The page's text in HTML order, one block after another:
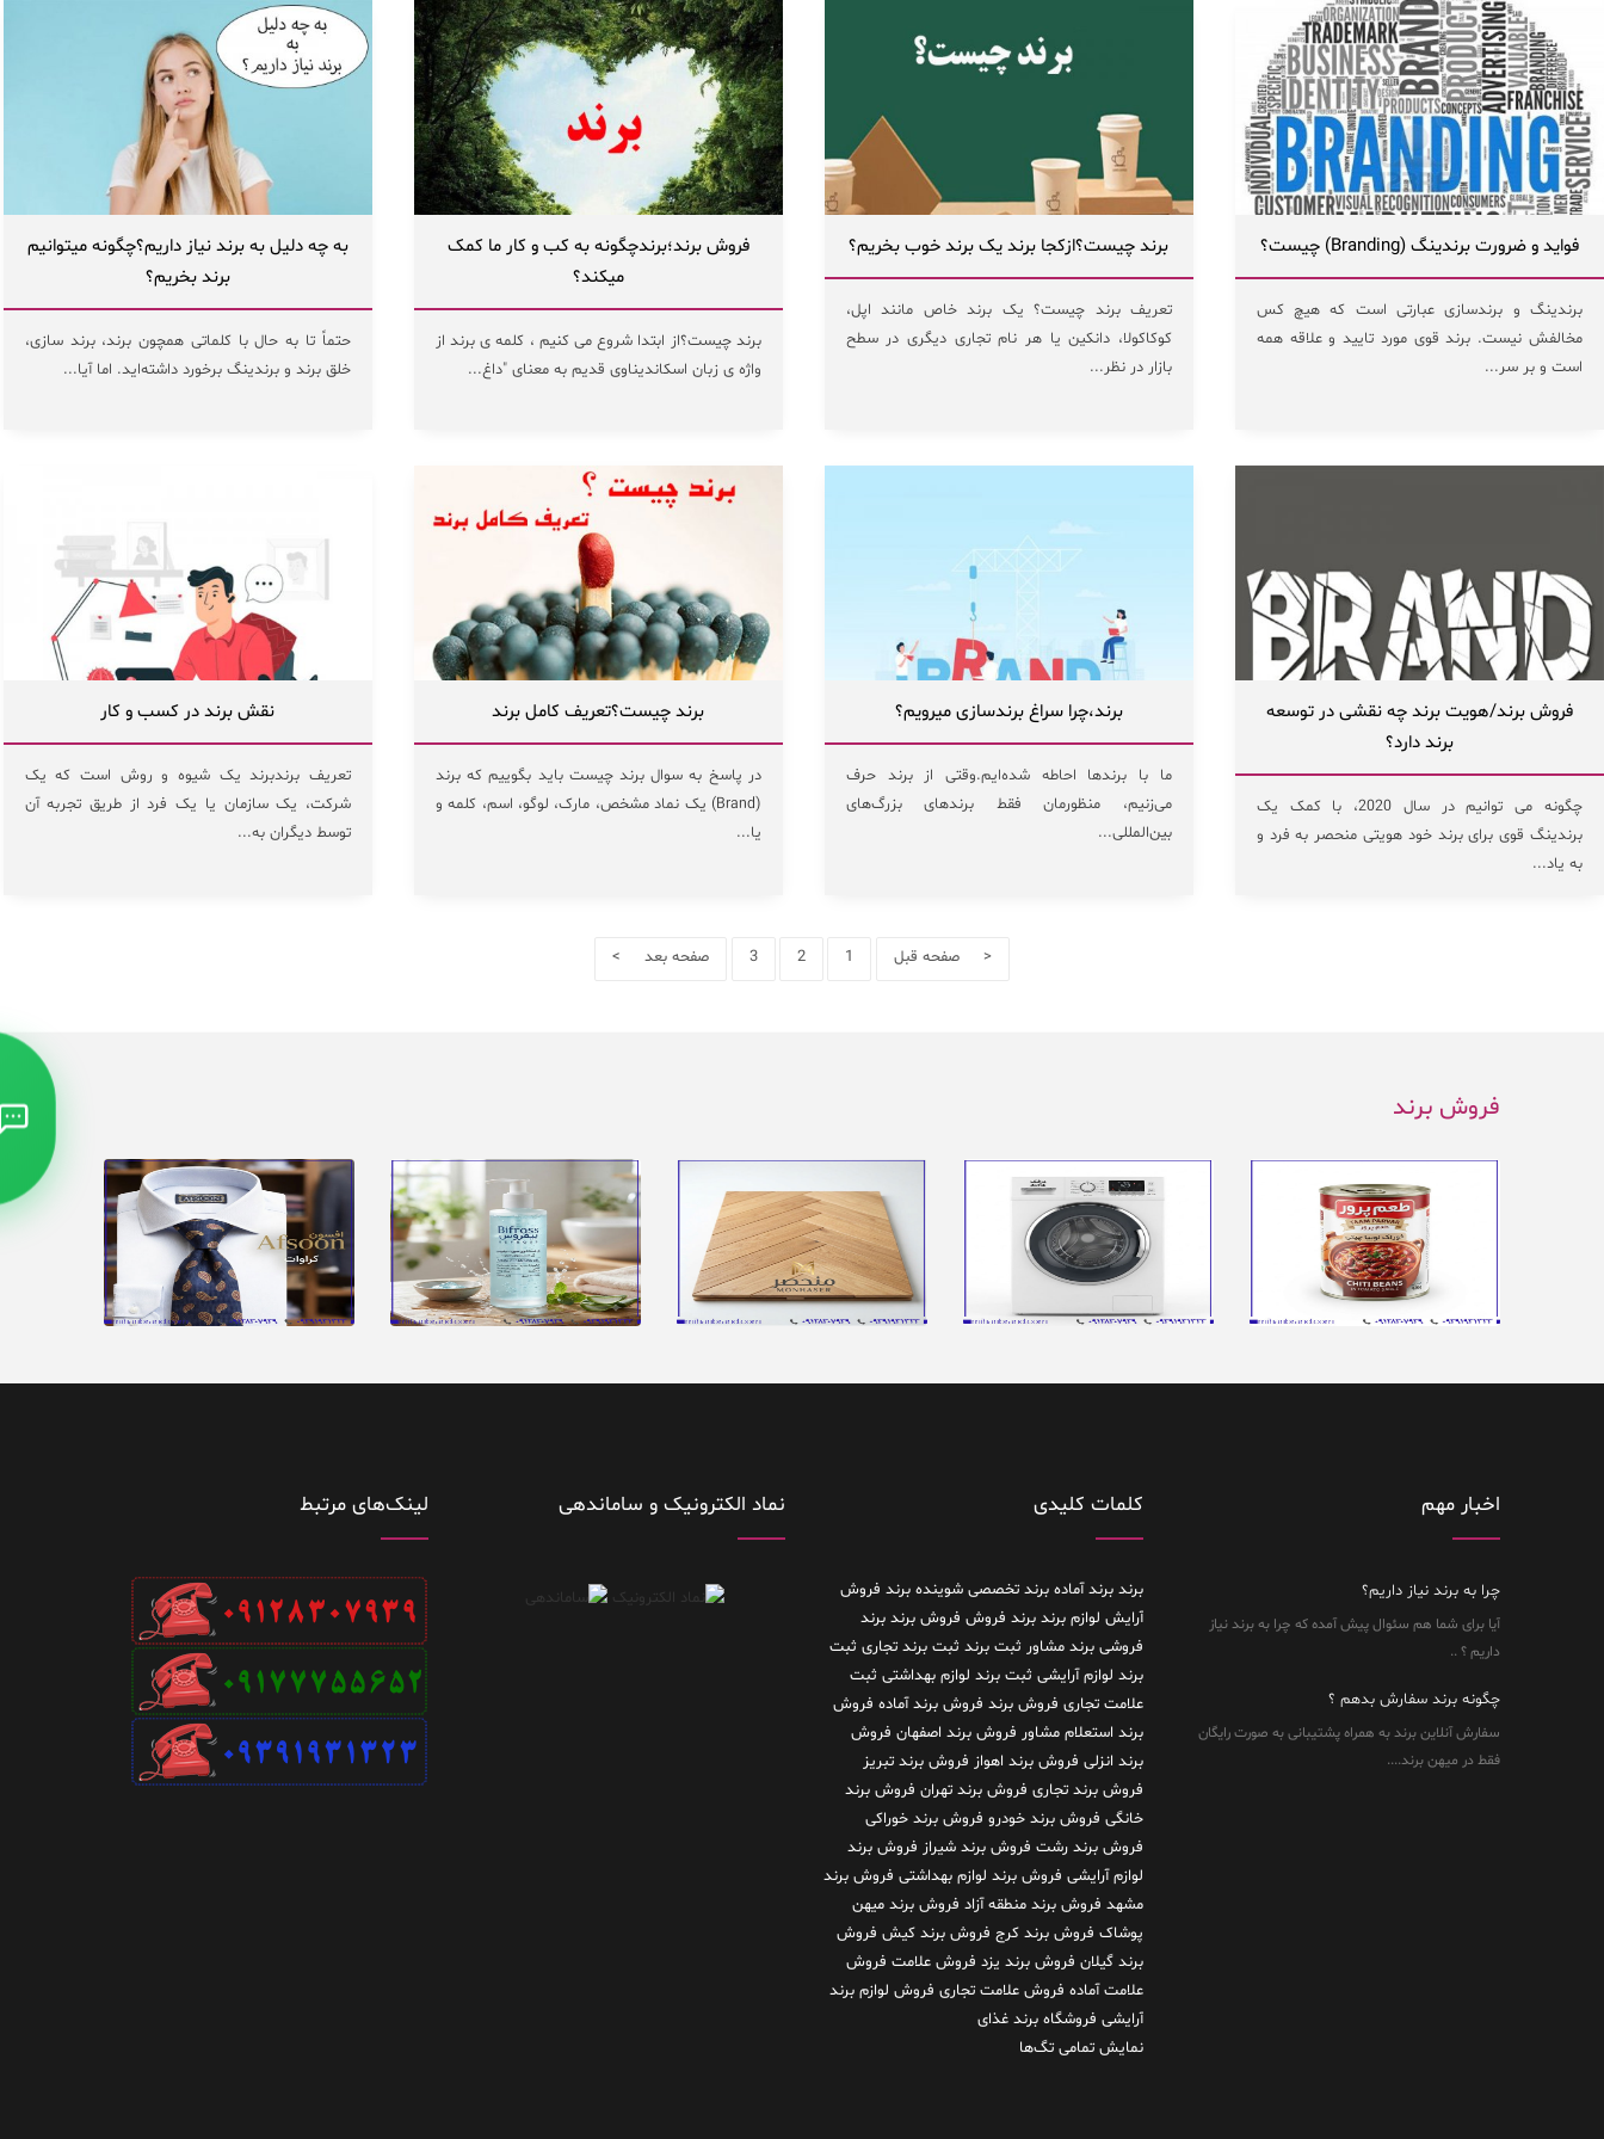
فواید و ضرورت برندینگ (Branding) چیست؟
برندینگ و برندسازی عبارتی است که هیچ کس
مخالفش نیست. برند قوی مورد تایید و علاقه همه
است و بر سر...
برند چیست؟ازکجا برند یک برند خوب بخریم؟
تعریف برند چیست؟ یک برند خاص مانند اپل،
کوکاکولا، دانکین یا هر نام تجاری دیگری در سطح
بازار در نظر...
فروش برند؛برندچگونه به کب و کار ما کمک
میکند؟
برند چیست؟از ابتدا شروع می کنیم ، کلمه ی برند از
واژه ی زبان اسکاندیناوی قدیم به معنای "داغ...
به چه دلیل به برند نیاز داریم؟چگونه میتوانیم
برند بخریم؟
حتماً تا به حال با کلماتی همچون برند، برند سازی،
خلق برند و برندینگ برخورد داشته‌اید. اما آیا...
فروش برند/هویت برند چه نقشی در توسعه
برند دارد؟
چگونه می‌ توانیم در سال 2020، با کمک یک
برندینگ قوی برای برند خود هویتی منحصر به فرد و
به یاد...
برند،چرا سراغ برندسازی میرویم؟
ما با برندها احاطه شده‌ایم.وقتی از برند حرف
می‌زنیم، منظورمان فقط برندهای بزرگ‌های
بین‌المللی...
برند چیست؟تعریف کامل برند
در پاسخ به سوال برند چیست باید بگوییم که برند
(Brand) یک نماد مشخص، مارک، لوگو، اسم، کلمه و
یا...
نقش برند در کسب و کار
تعریف برندبرند یک شیوه و روش است که یک
شرکت، یک سازمان یا یک فرد از طریق تجربه آن
توسط دیگران به...
< صفحه قبل 1
2
3 صفحه بعد >
فروش برند
اخبار مهم
چرا به برند نیاز داریم؟
آیا برای شما هم سئوال پیش آمده که چرا به برند نیاز
داریم ؟ ..
چگونه برند سفارش بدهم ؟
سفارش آنلاین برند به همراه پشتیبانی به صورت رایگان
فقط در میهن برند....
کلمات کلیدی
برند برند آماده برند تخصصی شوینده برند فروش
آرایش لوازم برند برند فروش فروش برند برند
فروشی برند مشاور ثبت برند ثبت برند تجاری ثبت
برند لوازم آرایشی ثبت برند لوازم بهداشتی ثبت
علامت تجاری فروش برند فروش برند آماده فروش
برند استعلام مشاور فروش برند اصفهان فروش
برند انزلی فروش برند اهواز فروش برند تبریز
فروش برند تجاری فروش برند تهران فروش برند
خانگی فروش برند خودرو فروش برند خوراکی
فروش برند رشت فروش برند شیراز فروش برند
لوازم آرایشی فروش برند لوازم بهداشتی فروش برند
مشهد فروش برند منطقه آزاد فروش برند میهن
پوشاک فروش برند کرج فروش برند کیش فروش
برند گیلان فروش برند یزد فروش علامت فروش
علامت آماده فروش علامت تجاری فروش لوازم برند
آرایشی فروشگاه برند غذای
نمایش تمامی تگ‌ها
نماد الکترونیک و ساماندهی لینک‌های مرتبط